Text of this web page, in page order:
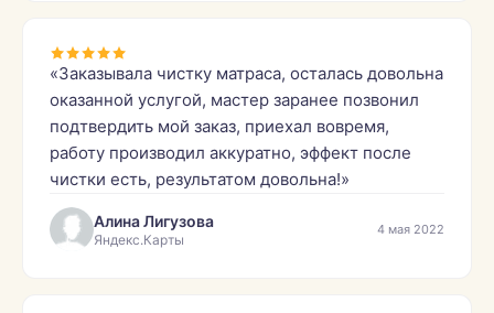
«Заказывала чистку матраса, осталась довольна
оказанной услугой, мастер заранее позвонил
подтвердить мой заказ, приехал вовремя,
работу производил аккуратно, эффект после
чистки есть, результатом довольна!»
Алина Лигузова
Яндекс.Карты
4 мая 2022